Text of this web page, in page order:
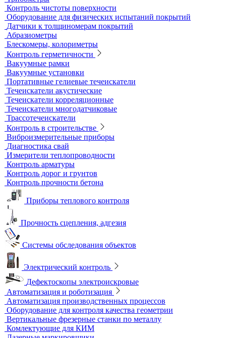
Контрольные образцы для вихретокового контроля
Приборы для измерения электропроводности
Импедансный контроль
Импедансные дефектоскопы
Тестеры
Контроль изоляции и покрытий
Толщиномеры покрытий
Контроль качества покрытий
Адгезиметры
Образцы для толщинометрии
Трибометры
Контроль чистоты поверхности
Оборудование для физических испытаний покрытий
Датчики к толщиномерам покрытий
Абразиометры
Блескомеры, колориметры
Контроль герметичности
Вакуумные рамки
Вакуумные установки
Портативные гелиевые течеискатели
Течеискатели акустические
Течеискатели корреляционные
Течеискатели многодатчиковые
Трассотечеискатели
Контроль в строительстве
Виброизмерительные приборы
Диагностика свай
Измерители теплопроводности
Контроль арматуры
Контроль дорог и грунтов
Контроль прочности бетона
Приборы теплового контроля
Прочность сцепления, адгезия